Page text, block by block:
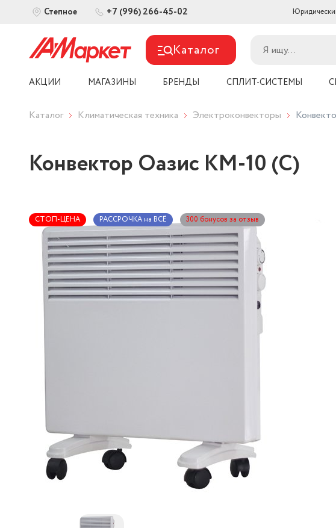
Степное +7 (996) 266-45-02
Каталог
АКЦИИ МАГАЗИНЫ БРЕНДЫ СПЛИТ-СИСТЕМЫ
Каталог Климатическая техника Электроконвекторы
Конвектор Оазис KM-10 (C)
СТОП-ЦЕНА РАССРОЧКА на ВСЁ 300 бонусов за отзыв